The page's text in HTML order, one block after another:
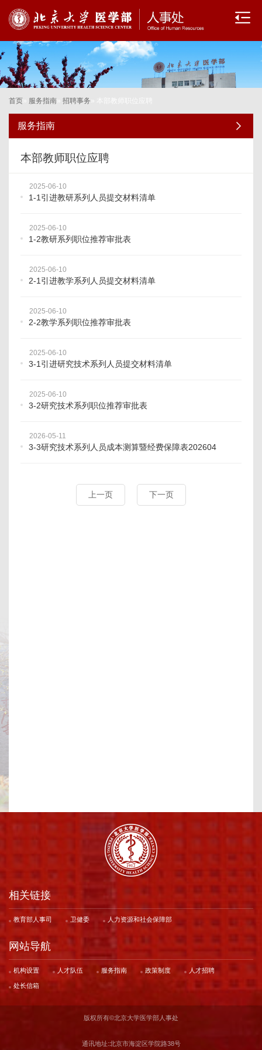
首页 服务指南 招聘事务
服务指南
本部教师职位应聘
2025-06-10
1-1引进教研系列人员提交材料清单
2025-06-10
1-2教研系列职位推荐审批表
2025-06-10
2-1引进教学系列人员提交材料清单
2025-06-10
2-2教学系列职位推荐审批表
2025-06-10
3-1引进研究技术系列人员提交材料清单
2025-06-10
3-2研究技术系列职位推荐审批表
2026-05-11
3-3研究技术系列人员成本测算暨经费保障表202604
上一页 下一页
相关链接
教育部人事司 卫健委 人力资源和社会保障部
网站导航
机构设置 人才队伍 服务指南 政策制度 人才招聘
处长信箱
版权所有©️北京大学医学部人事处
通讯地址:北京市海淀区学院路38号